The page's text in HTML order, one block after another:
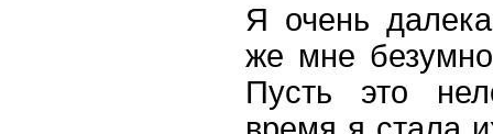
Я очень
же мне
Пусть это